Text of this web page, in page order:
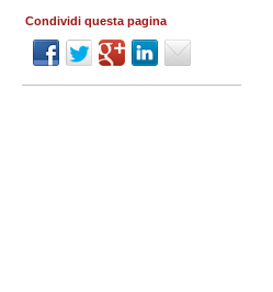
Condividi questa pagina